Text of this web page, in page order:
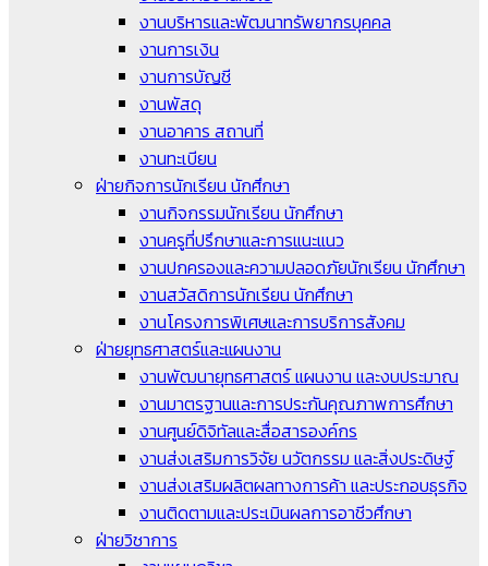
งานบริหารและพัฒนาทรัพยากรบุคคล
งานการเงิน
งานการบัญชี
งานพัสดุ
งานอาคาร สถานที่
งานทะเบียน
ฝ่ายกิจการนักเรียน นักศึกษา
งานกิจกรรมนักเรียน นักศึกษา
งานครูที่ปรึกษาและการแนะแนว
งานปกครองและความปลอดภัยนักเรียน นักศึกษา
งานสวัสดิการนักเรียน นักศึกษา
งานโครงการพิเศษและการบริการสังคม
ฝ่ายยุทธศาสตร์และแผนงาน
งานพัฒนายุทธศาสตร์ แผนงาน และงบประมาณ
งานมาตรฐานและการประกันคุณภาพการศึกษา
งานศูนย์ดิจิทัลและสื่อสารองค์กร
งานส่งเสริมการวิจัย นวัตกรรม และสิ่งประดิษฐ์
งานส่งเสริมผลิตผลทางการค้า และประกอบธุรกิจ
งานติดตามและประเมินผลการอาชีวศึกษา
ฝ่ายวิชาการ